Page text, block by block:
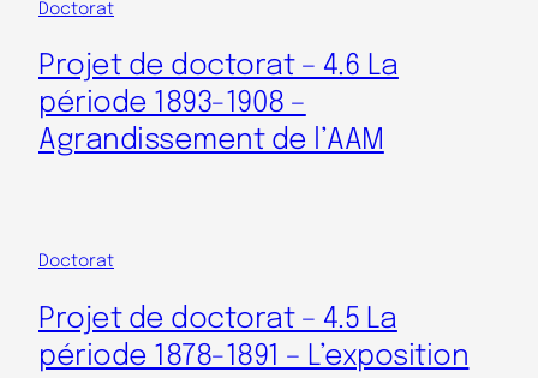
Doctorat
Projet de doctorat – 4.6 La
période 1893-1908 –
Agrandissement de l’AAM
Doctorat
Projet de doctorat – 4.5 La
période 1878-1891 – L’exposition